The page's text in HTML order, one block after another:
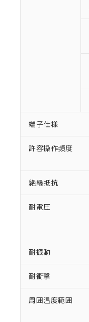
端子仕様
許容操作頻度
絶縁抵抗
耐電圧
耐振動
耐衝撃
周囲温度範囲